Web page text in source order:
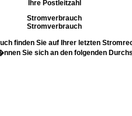
Ihre Postleitzahl
Stromverbrauch
Stromverbrauch
finden Sie auf Ihrer letzten
Sie sich an den folgenden